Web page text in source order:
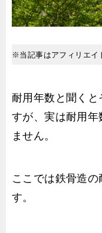
※当記事はアフィリエイ
耐用年数と聞くと
すが、実は耐用年
ません。
ここでは鉄骨造
す。